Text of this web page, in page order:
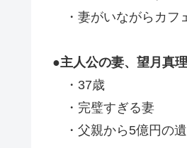
・妻がいながらカフ
●主人公の妻、望月真
・37歳
・完璧すぎる妻
・父親から5億円の